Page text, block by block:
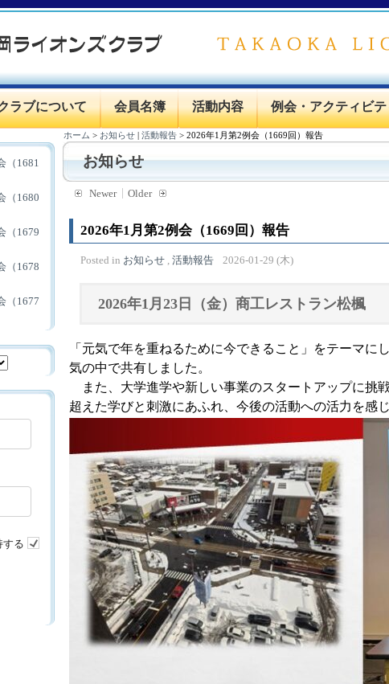
ラブについて 会員名簿 活動内容 例会・アクティビ
ホーム > お知らせ |活動報告 >2026年1月第2例会（1669回）報告
お知らせ
Newer Older
2026年1月第2例会（1669回）報告
Posted in お知らせ ,活動報告 2026-01-29 (木)
2026年1月23日（金）商工レストラン松楓
「元気で年を重ねるために今できること」をテーマ
気の中で共有しました。
また、大学進学や新しい事業のスタートアップに挑
超えた学びと刺激にあふれ、今後の活動への活力を感
（1681
（1680
（1679
（1678
（1677
する